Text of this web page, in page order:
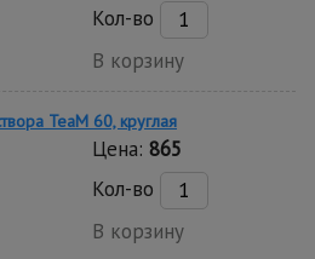
Кол-во
В корзину
TeaM 60, круглая
Цена: 865
Кол-во
В корзину